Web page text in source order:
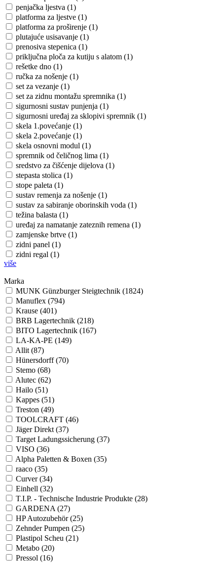
penjačka ljestva (1)
platforma za ljestve (1)
platforma za proširenje (1)
plutajuće usisavanje (1)
prenosiva stepenica (1)
priključna ploča za kutiju s alatom (1)
rešetke dno (1)
ručka za nošenje (1)
set za vezanje (1)
set za zidnu montažu spremnika (1)
sigurnosni sustav punjenja (1)
sigurnosni uređaj za sklopivi spremnik (1)
skela 1.povećanje (1)
skela 2.povećanje (1)
skela osnovni modul (1)
spremnik od čeličnog lima (1)
sredstvo za čišćenje dijelova (1)
stepasta stolica (1)
stope paleta (1)
sustav remenja za nošenje (1)
sustav za sabiranje oborinskih voda (1)
težina balasta (1)
uređaj za namatanje zateznih remena (1)
zamjenske brtve (1)
zidni panel (1)
zidni regal (1)
više
Marka
MUNK Günzburger Steigtechnik (1824)
Manuflex (794)
Krause (401)
BRB Lagertechnik (218)
BITO Lagertechnik (167)
LA-KA-PE (149)
Allit (87)
Hünersdorff (70)
Stemo (68)
Alutec (62)
Hailo (51)
Kappes (51)
Treston (49)
TOOLCRAFT (46)
Jäger Direkt (37)
Target Ladungssicherung (37)
VISO (36)
Alpha Paletten & Boxen (35)
raaco (35)
Curver (34)
Einhell (32)
T.I.P. - Technische Industrie Produkte (28)
GARDENA (27)
HP Autozubehör (25)
Zehnder Pumpen (25)
Plastipol Scheu (21)
Metabo (20)
Pressol (16)